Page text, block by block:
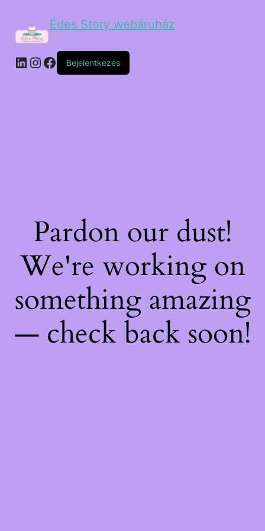
Édes Story webáruház
Bejelentkezés
Pardon our dust!
We're working on
something amazing
— check back soon!